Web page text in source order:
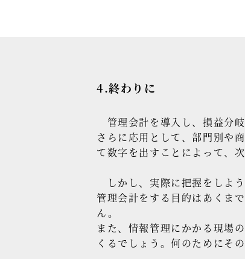
4.終わりに
管理会計を導入し、損益分
さらに応用として、部門別や
て数字を出すことによって、
しかし、実際に把握をしよ
管理会計をする目的はあくま
ん。
また、情報管理にかかる現場
くるでしょう。何のためにそ